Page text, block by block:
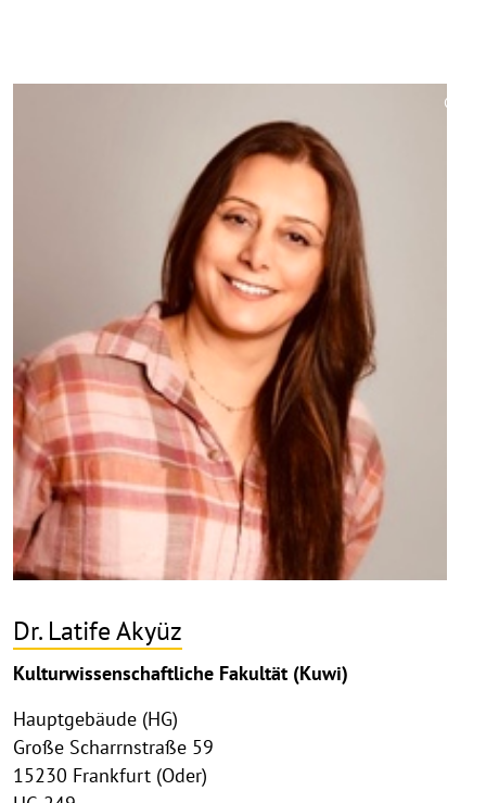
©
Dr. Latife Akyüz
Kulturwissenschaftliche Fakultät (Kuwi)
Hauptgebäude (HG)
Große Scharrnstraße 59
15230 Frankfurt (Oder)